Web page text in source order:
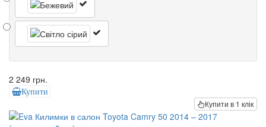
2 249 грн.
Купити
Купити в 1 клік